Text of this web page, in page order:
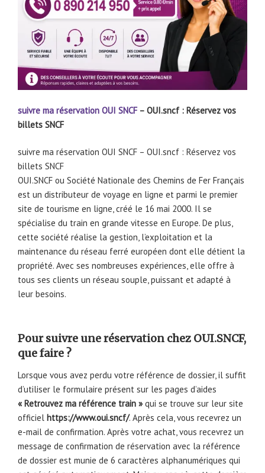
suivre ma réservation OUI SNCF– OUI.sncf : Réservez vos
billets SNCF
suivre ma réservation OUI SNCF – OUI.sncf : Réservez vos
billets SNCF
OUI.SNCF ou Société Nationale des Chemins de Fer Français
est un distributeur de voyage en ligne et parmi le premier
site de tourisme en ligne, créé le 16 mai 2000. Il se
spécialise du train en grande vitesse en Europe. De plus,
cette société réalise la gestion, l’exploitation et la
maintenance du réseau ferré européen dont elle détient la
propriété. Avec ses nombreuses expériences, elle offre à
tous ses clients un réseau souple, puissant et adapté à
leur besoins.
Pour suivre une réservation chez OUI.SNCF,
que faire ?
Lorsque vous avez perdu votre référence de dossier, il suffit
d’utiliser le formulaire présent sur les pages d’aides
« Retrouvez ma référence train » qui se trouve sur leur site
officiel https://www.oui.sncf/. Après cela, vous recevrez un
e-mail de confirmation. Après votre achat, vous recevrez un
message de confirmation de réservation avec la référence
de dossier est munie de 6 caractères alphanumériques qui